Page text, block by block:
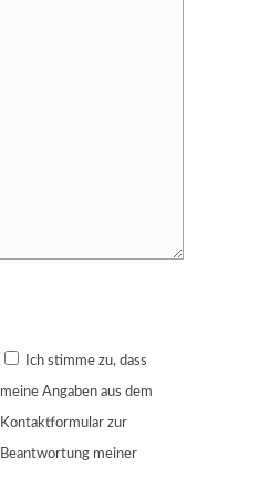
Ich stimme zu, dass
meine Angaben aus dem
Kontaktformular zur
Beantwortung meiner